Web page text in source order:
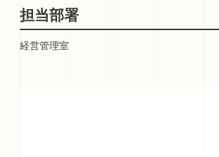
担当部署
経営管理室